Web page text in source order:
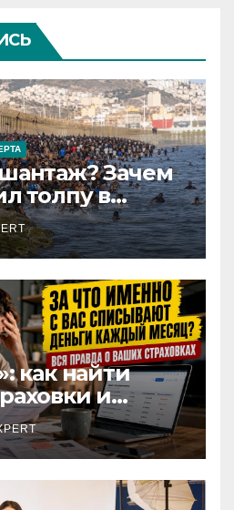
Зачем
толпу в
как найти
и
полисы в